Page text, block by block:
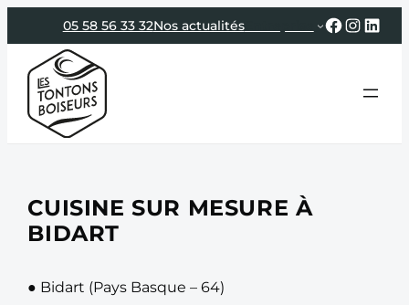
au
contenu
05 58 56 33 32Nos actualitésEntreprise
CUISINE SUR MESURE À
BIDART
● Bidart (Pays Basque – 64)